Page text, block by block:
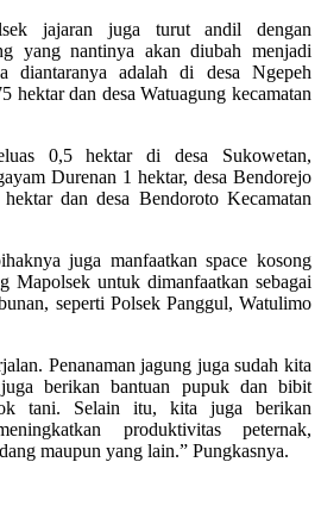
jajaran juga turut andil dengan
yang nantinya akan diubah menjadi
diantaranya adalah di desa Ngepeh
hektar dan desa Watuagung kecamatan
0,5 hektar di desa Sukowetan,
Durenan 1 hektar, desa Bendorejo
dan desa Bendoroto Kecamatan
juga manfaatkan space kosong
Mapolsek untuk dimanfaatkan sebagai
seperti Polsek Panggul, Watulimo
Penanaman jagung juga sudah kita
berikan bantuan pupuk dan bibit
tani. Selain itu, kita juga berikan
produktivitas peternak,
maupun yang lain.” Pungkasnya.